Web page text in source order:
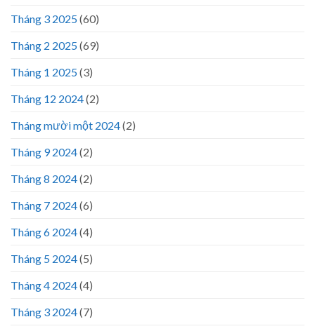
Tháng 3 2025(60)
Tháng 2 2025(69)
Tháng 1 2025(3)
Tháng 12 2024(2)
Tháng mười một 2024(2)
Tháng 9 2024(2)
Tháng 8 2024(2)
Tháng 7 2024(6)
Tháng 6 2024(4)
Tháng 5 2024(5)
Tháng 4 2024(4)
Tháng 3 2024(7)